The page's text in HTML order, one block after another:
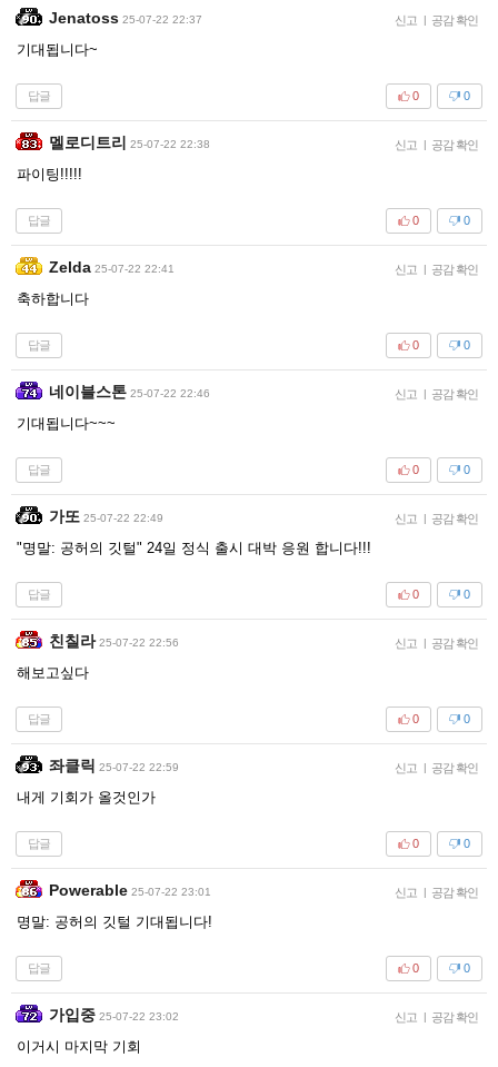
Jenatoss 25-07-22 22:37 신고 | 공감 확인
기대됩니다~
답글 0
0
멜로디트리 25-07-22 22:38 신고 | 공감 확인
파이팅!!!!!
답글 0
0
Zelda 25-07-22 22:41 신고 | 공감 확인
축하합니다
답글 0
0
네이블스톤 25-07-22 22:46 신고 | 공감 확인
기대됩니다~~~
답글 0
0
가또 25-07-22 22:49 신고 | 공감 확인
"명말: 공허의 깃털" 24일 정식 출시 대박 응원 합니다!!!
답글 0
0
친칠라 25-07-22 22:56 신고 | 공감 확인
해보고싶다
답글 0
0
좌클릭 25-07-22 22:59 신고 | 공감 확인
내게 기회가 올것인가
답글 0
0
Powerable 25-07-22 23:01 신고 | 공감 확인
명말: 공허의 깃털 기대됩니다!
답글 0
0
가입중 25-07-22 23:02 신고 | 공감 확인
이거시 마지막 기회